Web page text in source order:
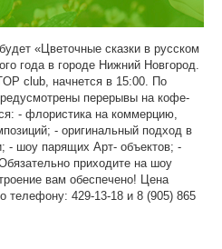
«Цветочные сказки в русском
года в городе Нижний Новгород.
club, начнется в 15:00. По
перерывы на кофе-
- флористика на коммерцию,
- оригинальный подход в
- шоу парящих Арт- объектов; -
приходите на шоу
вам обеспечено! Цена
телефону: 429-13-18 и 8 (905) 865